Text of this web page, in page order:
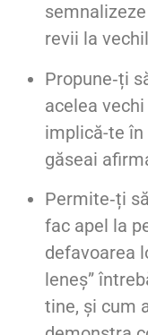
revii la
Propune‑ți
acelea
implică-te
găseai
Permite‑ți
fac apel la
defavoarea
leneș”
tine, și cum